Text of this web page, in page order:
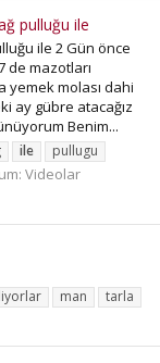
pulluğu ile
ile 2 Gün önce
de mazotları
yemek molası dahi
ay gübre atacağız
Benim...
ile
pullugu
Videolar
man tarla